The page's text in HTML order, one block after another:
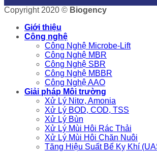
Copyright 2020 © Biogency
Giới thiệu
Công nghệ
Công Nghệ Microbe-Lift
Công Nghệ MBR
Công Nghệ SBR
Công Nghệ MBBR
Công Nghệ AAO
Giải pháp Môi trường
Xử Lý Nitơ, Amonia
Xử Lý BOD, COD, TSS
Xử Lý Bùn
Xử Lý Mùi Hôi Rác Thải
Xử Lý Mùi Hôi Chăn Nuôi
Tăng Hiệu Suất Bể Kỵ Khí